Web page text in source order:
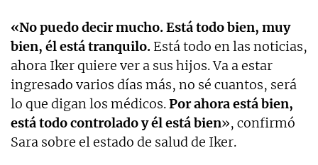
«No puedo decir mucho. Está todo bien, muy
bien, él está tranquilo. Está todo en las noticias,
ahora Iker quiere ver a sus hijos. Va a estar
ingresado varios días más, no sé cuantos, será
lo que digan los médicos.Por ahora está bien,
está todo controlado y él está bien», confirmó
Sara sobre el estado de salud de Iker.